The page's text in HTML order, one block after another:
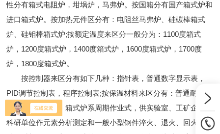
性分有箱式电阻炉，坩埚炉，马弗炉。按国籍分有国产箱式炉和
进口箱式炉。按加热元件区分有：电阻丝马弗炉、硅碳棒箱式
炉、硅钼棒箱式炉;按额定温度来区分一般分为：1100度箱式
炉，1200度箱式炉，1400度箱式炉，1600度箱式炉，1700度
炉，1800度箱式炉。
按控制器来区分有如下几种：指针表，普通数字显示表，
PID调节控制表，程序控制表;按保温材料来区分有：普通耐火砖
和陶瓷纤维两种。箱式炉系周期作业式，供实验室、工矿企业、
科研单位作元素分析测定和一般小型钢件淬火、退火、回火等热